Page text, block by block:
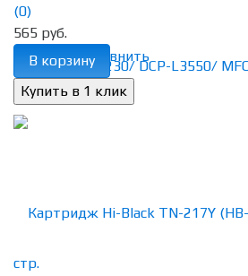
избранное сравнить
(0)
565 руб.
В корзину